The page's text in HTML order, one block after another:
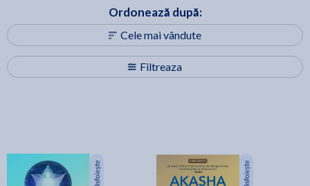
Filtreaza
Ordonează după:
Cele mai vândute